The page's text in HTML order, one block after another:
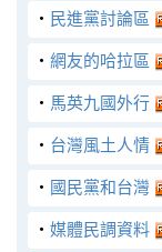
‧ 民進黨討論區
‧ 網友的哈拉區
‧ 馬英九國外行
‧ 台灣風土人情
‧ 國民黨和台灣
‧ 媒體民調資料